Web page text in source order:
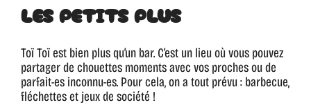
LES PETITS PLUS
Toï Toï est bien plus qu’un bar. C’est un lieu où vous pouvez
partager de chouettes moments avec vos proches ou de
parfait-es inconnu-es. Pour cela, on a tout prévu : barbecue,
fléchettes et jeux de société !